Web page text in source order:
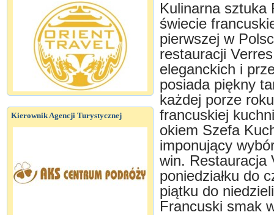
Kierownik Agencji Turystycznej
Kulinarna sztuka
świecie
pierwszej w
restauracji
eleganckich i
posiada piękny
każdej porze
francuskiej
okiem Szefa
imponujący
win. Restauracja
poniedziałku do
piątku do
Francuski smak